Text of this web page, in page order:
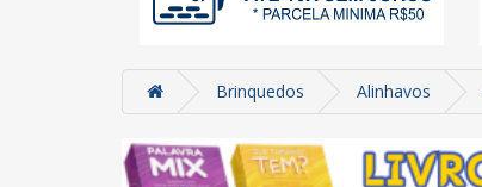
Brinquedos Alinhavos